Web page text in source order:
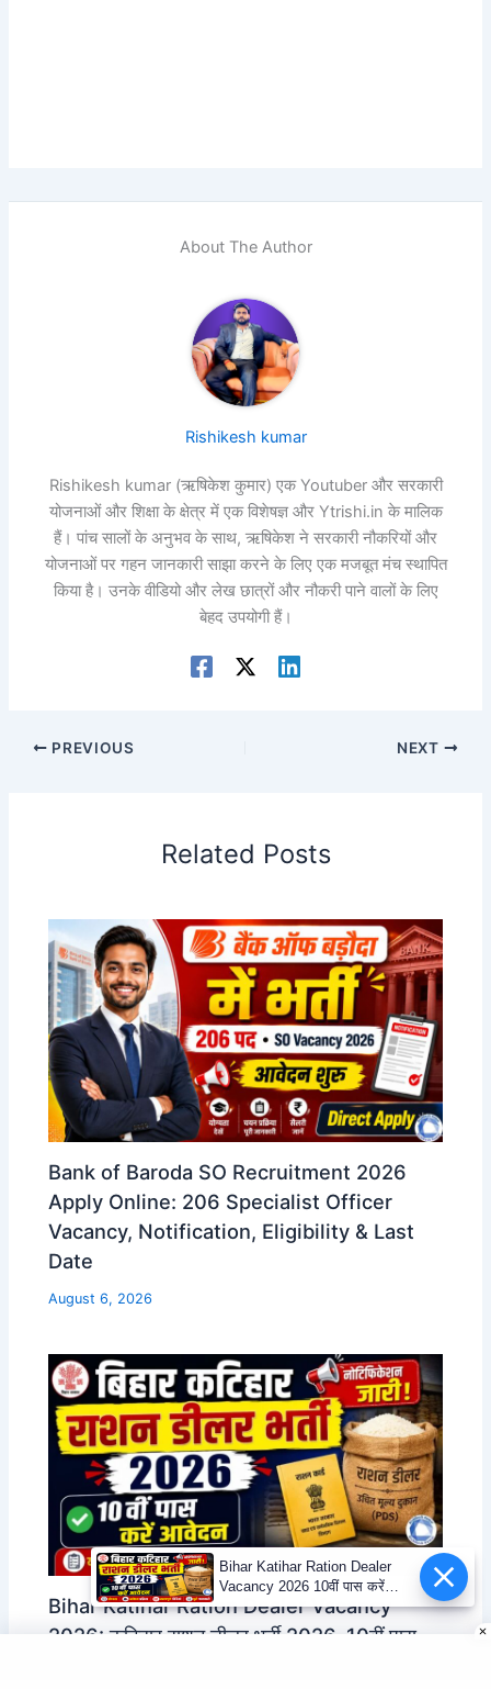
About The Author
Rishikesh kumar
Rishikesh kumar (ऋषिकेश कुमार) एक Youtuber और सरकारी
योजनाओं और शिक्षा के क्षेत्र में एक विशेषज्ञ और Ytrishi.in के मालिक
हैं। पांच सालों के अनुभव के साथ, ऋषिकेश ने सरकारी नौकरियों और
योजनाओं पर गहन जानकारी साझा करने के लिए एक मजबूत मंच स्थापित
किया है। उनके वीडियो और लेख छात्रों और नौकरी पाने वालों के लिए
बेहद उपयोगी हैं।
PREVIOUS NEXT
Related Posts
Bank of Baroda SO Recruitment 2026
Apply Online: 206 Specialist Officer
Vacancy, Notification, Eligibility & Last
Date
August 6, 2026
Bihar Katihar Ration Dealer Vacancy
2026: कटिहार राशन डीलर भर्ती 2026, 10वीं पास
Bihar Katihar Ration Dealer
Vacancy 2026 10वीं पास करें
आवेदन